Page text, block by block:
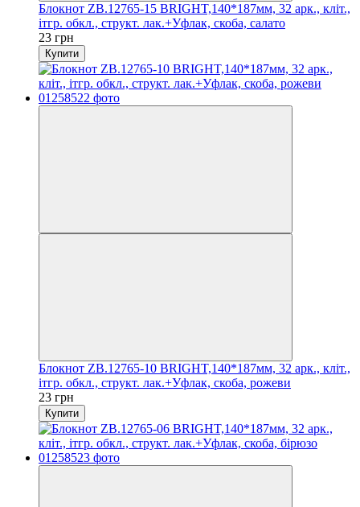
Блокнот ZB.12765-15 BRIGHT,140*187мм, 32 арк., кліт.,
ітгр. обкл., структ. лак.+Уфлак, скоба, салато
23 грн
Купити
Блокнот ZB.12765-10 BRIGHT,140*187мм, 32 арк., кліт.,
ітгр. обкл., структ. лак.+Уфлак, скоба, рожеви
23 грн
Купити